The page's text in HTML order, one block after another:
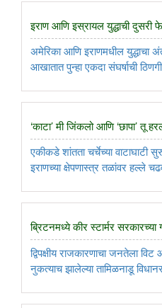
इराण आणि इस्रायल युद्धाची दुसरी
अमेरिका आणि इराणमधील युद्धाचा
आखातात पुन्हा एकदा संघर्षाची
‘काटा’ मी जिंकलो आणि ‘छापा’ तू
एकीकडे शांतता चर्चेच्या
इराणच्या क्षेपणास्त्र तळांवर हल्ले
ब्रिटनमध्ये कीर स्टार्मर सरकारच्या
द्विपक्षीय राजकारणाचा जनतेला
नुकत्याच झालेल्या तामिळनाडू